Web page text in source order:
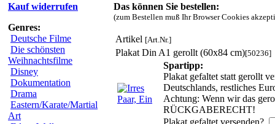
Kauf widerrufen
Genres:
Deutsche Filme
Die schönsten
Weihnachtsfilme
Disney
Dokumentation
Drama
Eastern/Karate/Martial
Art
Das können Sie bestellen:
(zum Bestellen muß Ihr Browser Cookies
Artikel [Art.Nr.]
Plakat Din A1 gerollt (60x84 cm)[50236]
Spartipp:
Plakat gefaltet statt gerollt
Deutschlands, restliches
Achtung: Wenn wir das
RÜCKGABERECHT!
Plakat gefaltet versenden?